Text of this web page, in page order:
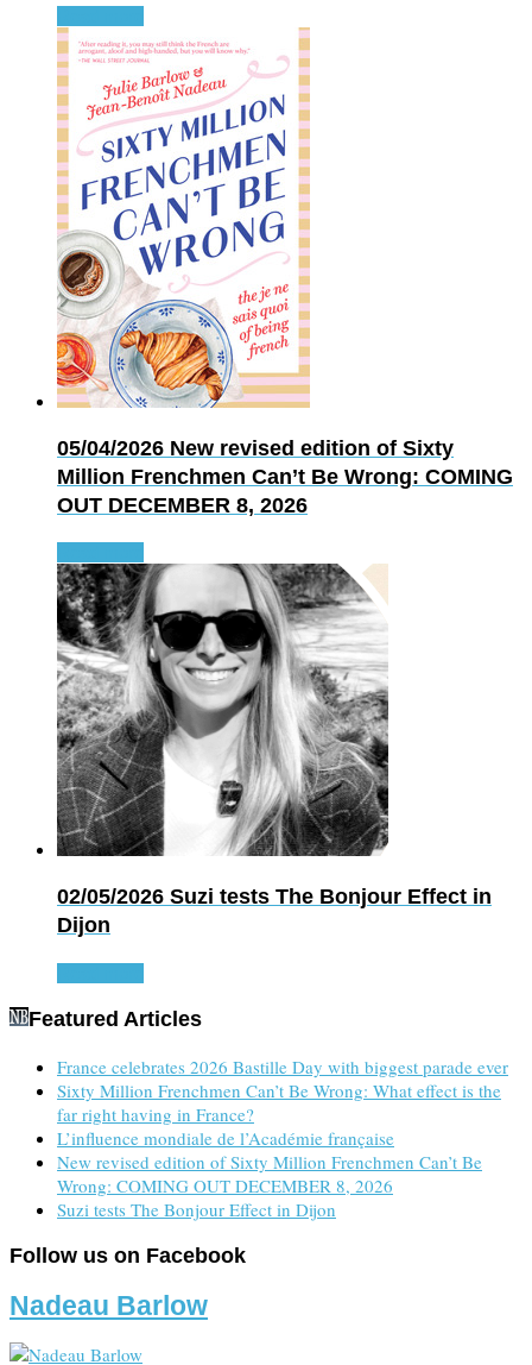
05/04/2026 New revised edition of Sixty
Million Frenchmen Can’t Be Wrong: COMING
OUT DECEMBER 8, 2026
02/05/2026 Suzi tests The Bonjour Effect in
Dijon
Featured Articles
France celebrates 2026 Bastille Day with biggest parade ever
Sixty Million Frenchmen Can’t Be Wrong: What effect is the
far right having in France?
L’influence mondiale de l’Académie française
New revised edition of Sixty Million Frenchmen Can’t Be
Wrong: COMING OUT DECEMBER 8, 2026
Suzi tests The Bonjour Effect in Dijon
Follow us on Facebook
Nadeau Barlow